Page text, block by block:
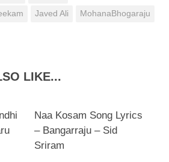
Javed Ali MohanaBhogaraju
LIKE...
Naa Kosam Song Lyrics
– Bangarraju – Sid
Sriram